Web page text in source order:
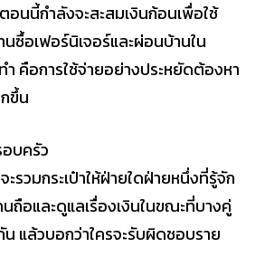
อนนี้กำลังจะสะสมเงินก้อนเพื่อใช้
ซื้อเฟอร์นิเจอร์และผ่อนบ้านใน
คือการใช้จ่ายอย่างประหยัดต้องหา
ขึ้น
บครัว
รวมกระเป๋าให้ฝ่ายใดฝ่ายหนึ่งที่รู้จัก
ถือและดูแลเรื่องเงินในขณะที่บางคู่
น แล้วบอกว่าใครจะรับผิดชอบราย